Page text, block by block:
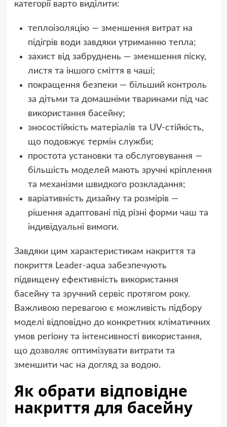
категорії варто виділити:
теплоізоляцію — зменшення витрат на
підігрів води завдяки утриманню тепла;
захист від забруднень — зменшення піску,
листя та іншого сміття в чаші;
покращення безпеки — більший контроль
за дітьми та домашніми тваринами під час
використання басейну;
зносостійкість матеріалів та UV-стійкість,
що подовжує термін служби;
простота установки та обслуговування —
більшість моделей мають зручні кріплення
та механізми швидкого розкладання;
варіативність дизайну та розмірів —
рішення адаптовані під різні форми чаш та
індивідуальні вимоги.
Завдяки цим характеристикам накриття та
покриття Leader-aqua забезпечують
підвищену ефективність використання
басейну та зручний сервіс протягом року.
Важливою перевагою є можливість підбору
моделі відповідно до конкретних кліматичних
умов регіону та інтенсивності використання,
що дозволяє оптимізувати витрати та
зменшити час на догляд за водою.
Як обрати відповідне
накриття для басейну